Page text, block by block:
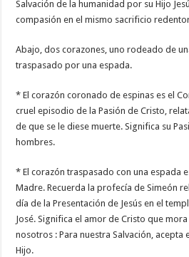
Salvación de la humanidad por su Hijo
compasión en el mismo sacrificio
Abajo, dos corazones, uno rodeado de
traspasado por una espada.
* El corazón coronado de espinas es el
cruel episodio de la Pasión de Cristo,
de que se le diese muerte. Significa su
hombres.
* El corazón traspasado con una espada
Madre. Recuerda la profecía de Simeón
día de la Presentación de Jesús en el
José. Significa el amor de Cristo que
nosotros : Para nuestra Salvación,
Hijo.